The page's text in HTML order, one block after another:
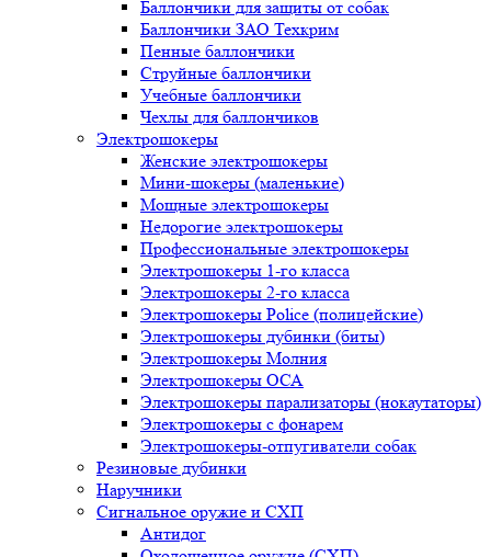
Баллончики для защиты от собак
Баллончики ЗАО Техкрим
Пенные баллончики
Струйные баллончики
Учебные баллончики
Чехлы для баллончиков
Электрошокеры
Женские электрошокеры
Мини-шокеры (маленькие)
Мощные электрошокеры
Недорогие электрошокеры
Профессиональные электрошокеры
Электрошокеры 1-го класса
Электрошокеры 2-го класса
Электрошокеры Police (полицейские)
Электрошокеры дубинки (биты)
Электрошокеры Молния
Электрошокеры ОСА
Электрошокеры парализаторы (нокаутаторы)
Электрошокеры с фонарем
Электрошокеры-отпугиватели собак
Резиновые дубинки
Наручники
Сигнальное оружие и СХП
Антидог